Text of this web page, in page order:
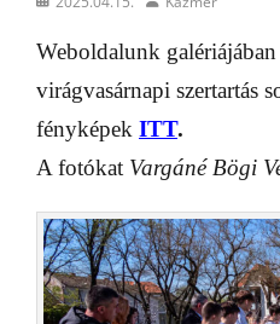
Weboldalunk
virágvasárnapi szertartás
fényképek ITT.
A fotókat Vargáné Bögi